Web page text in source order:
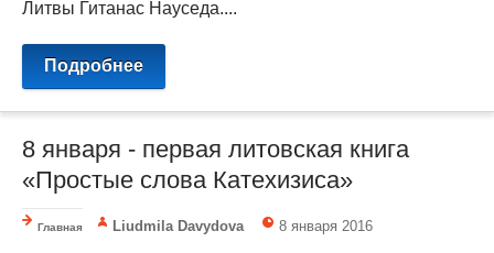
Литвы Гитанас Науседа....
Подробнее
8 января - первая литовская книга
«Простые слова Катехизиса»
Главная Liudmila Davydova 8 января 2016